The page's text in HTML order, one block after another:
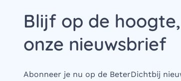
Blijf op de
onze nieuwsbrief
Abonneer je nu op de BeterDichtbij